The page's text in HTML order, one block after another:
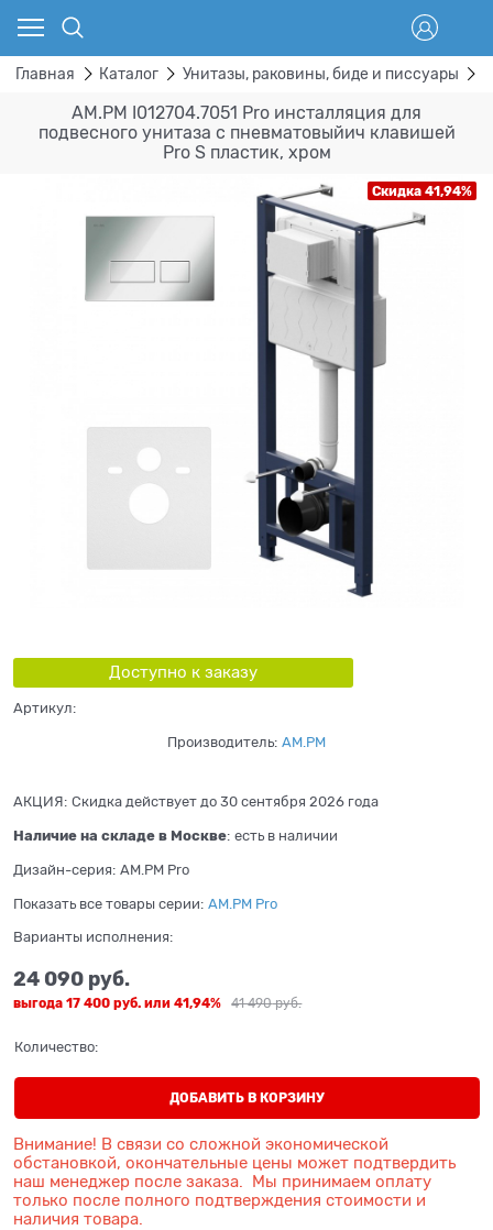
Главная Каталог Унитазы, раковины, биде и писсуары
AM.PM I012704.7051 Pro инсталляция для
подвесного унитаза с пневматовыйич клавишей
Pro S пластик, хром
Скидка 41,94%
Доступно к заказу
Артикул:
Производитель: AM.PM
АКЦИЯ: Скидка действует до 30 сентября 2026 года
Наличие на складе в Москве: есть в наличии
Дизайн-серия: AM.PM Pro
Показать все товары серии: AM.PM Pro
Варианты исполнения:
41 490 руб.
24 090 руб.
выгода 17 400 руб. или 41,94%
Количество:
ДОБАВИТЬ В КОРЗИНУ
Внимание! В связи со сложной экономической
обстановкой, окончательные цены может подтвердить
наш менеджер после заказа. Мы принимаем оплату
только после полного подтверждения стоимости и
наличия товара.